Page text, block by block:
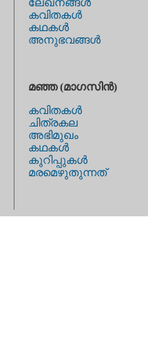
കവിതകള്‍
കഥകള്‍
അനുഭവങ്ങള്‍
മഞ്ഞ (മാഗസിന്‍)
കവിതകള്‍
ചിത്രകല
അഭിമുഖം
കഥകള്‍
കുറിപ്പുകള്‍
മരമെഴുതുന്നത്